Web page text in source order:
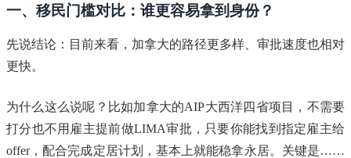
一、移民门槛对比：谁更容易拿到身份？
先说结论：目前来看，加拿大的路径更多样、审批速度也相对
更快。
为什么这么说呢？比如加拿大的AIP大西洋四省项目，不需要
打分也不用雇主提前做LIMA审批，只要你能找到指定雇主给
offer，配合完成定居计划，基本上就能稳拿永居。关键是……